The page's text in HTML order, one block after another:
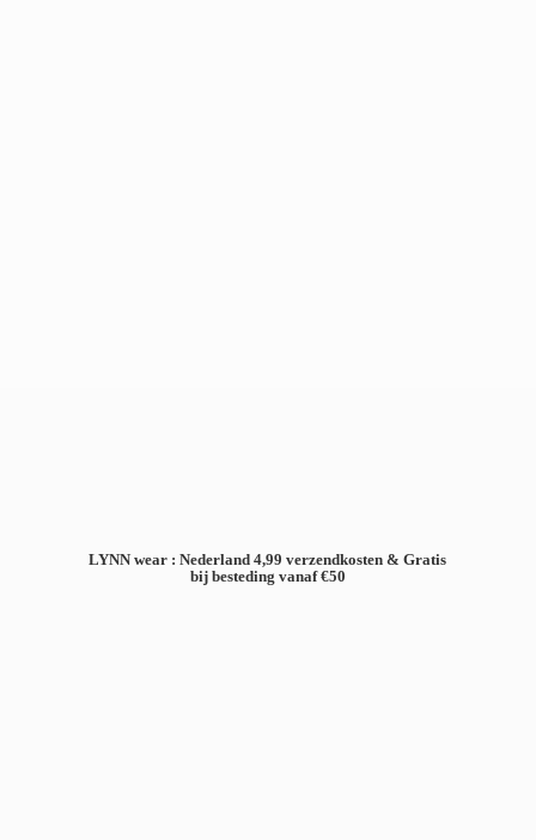
LYNN wear : Nederland 4,99 verzendkosten & Gratis
bij besteding vanaf €50